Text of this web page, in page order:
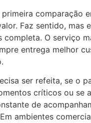
primeira comparação
Faz sentido, mas
completa. O serviço
entrega melhor
ser refeita, se o
críticos ou se
de
ambientes